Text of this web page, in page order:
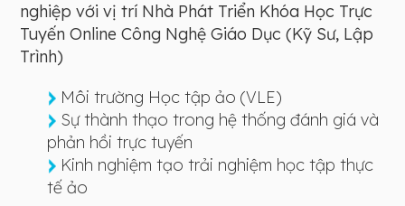
nghiệp với vị trí Nhà Phát Triển Khóa Học Trực
Tuyến Online Công Nghệ Giáo Dục (Kỹ Sư, Lập
Trình)
Môi trường Học tập ảo (VLE)
Sự thành thạo trong hệ thống đánh giá và
phản hồi trực tuyến
Kinh nghiệm tạo trải nghiệm học tập thực
tế ảo